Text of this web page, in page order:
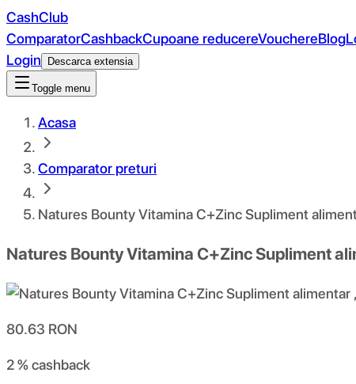
CashClub
ComparatorCashbackCupoane reducereVouchereBlog
Login
Descarca extensia
Toggle menu
Acasa
Comparator preturi
Natures Bounty Vitamina C+Zinc Supliment
Natures Bounty Vitamina C+Zinc Supliment
80.63 RON
2 %cashback